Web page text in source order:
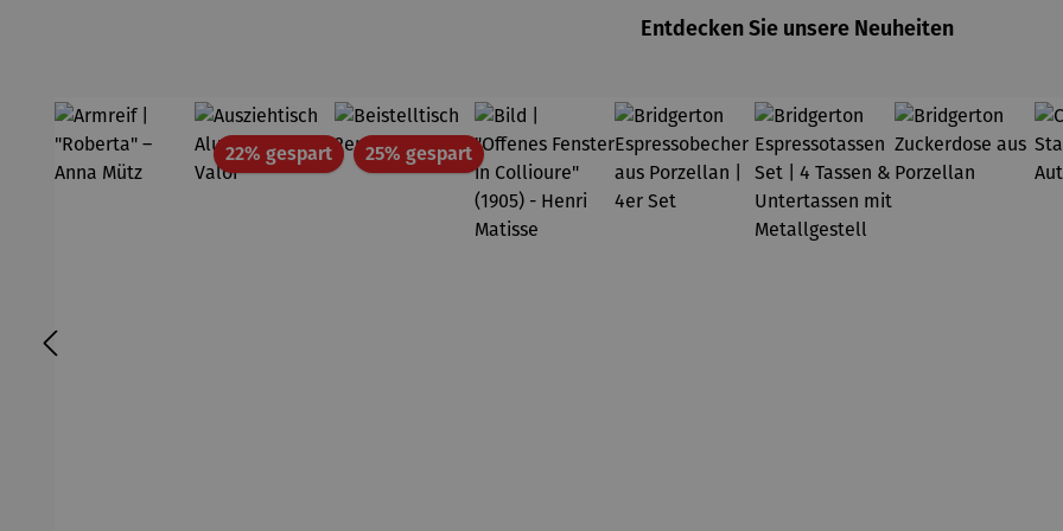
Entdecken Sie unsere Neuheiten
22% gespartRabatt25% gespartRabatt